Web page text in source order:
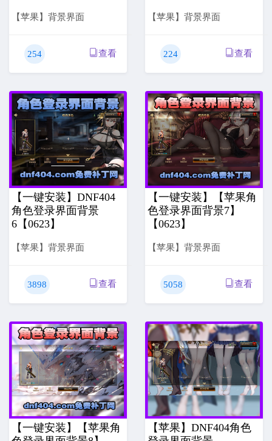
【苹果】背景界面
254 查看
【苹果】背景界面
224 查看
【一键安装】DNF404
角色登录界面背景
6【0623】
【苹果】背景界面
3898 查看
【一键安装】【苹果角
色登录界面背景7】
【0623】
【苹果】背景界面
5058 查看
【一键安装】【苹果角
【苹果】DNF404角色